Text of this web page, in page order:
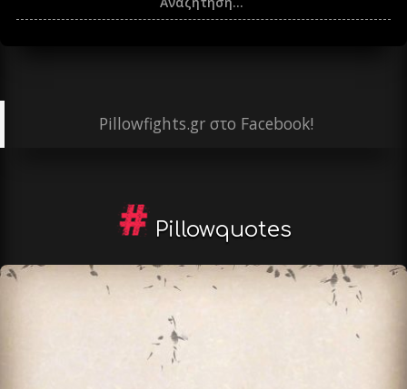
Pillowfights.gr στο Facebook!
Pillowquotes